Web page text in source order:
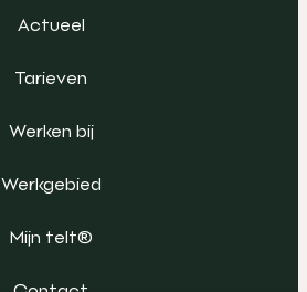
Actueel
Tarieven
Werken bij
Werkgebied
Mijn telt®